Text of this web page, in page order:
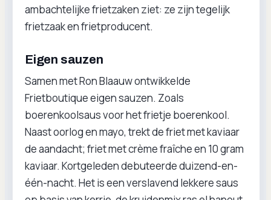
ambachtelijke frietzaken ziet: ze zijn tegelijk
frietzaak en frietproducent.
Eigen sauzen
Samen met Ron Blaauw ontwikkelde
Frietboutique eigen sauzen. Zoals
boerenkoolsaus voor het frietje boerenkool.
Naast oorlog en mayo, trekt de friet met kaviaar
de aandacht; friet met crème fraîche en 10 gram
kaviaar. Kortgeleden debuteerde duizend-en-
één-nacht. Het is een verslavend lekkere saus